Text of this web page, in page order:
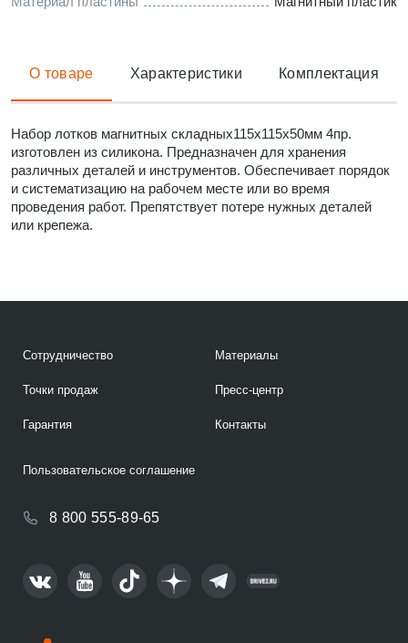
О товаре Характеристики Комплектация
Набор лотков магнитных складных115х115х50мм 4пр.
изготовлен из силикона. Предназначен для хранения
различных деталей и инструментов. Обеспечивает порядок
и систематизацию на рабочем месте или во время
проведения работ. Препятствует потере нужных деталей
или крепежа.
Сотрудничество
Точки продаж
Гарантия
Материалы
Пресс-центр
Контакты
8 800 555-89-65
Пользовательское соглашение